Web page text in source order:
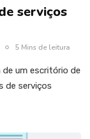
serviços
5 Mins de leitura
um escritório de
de serviços